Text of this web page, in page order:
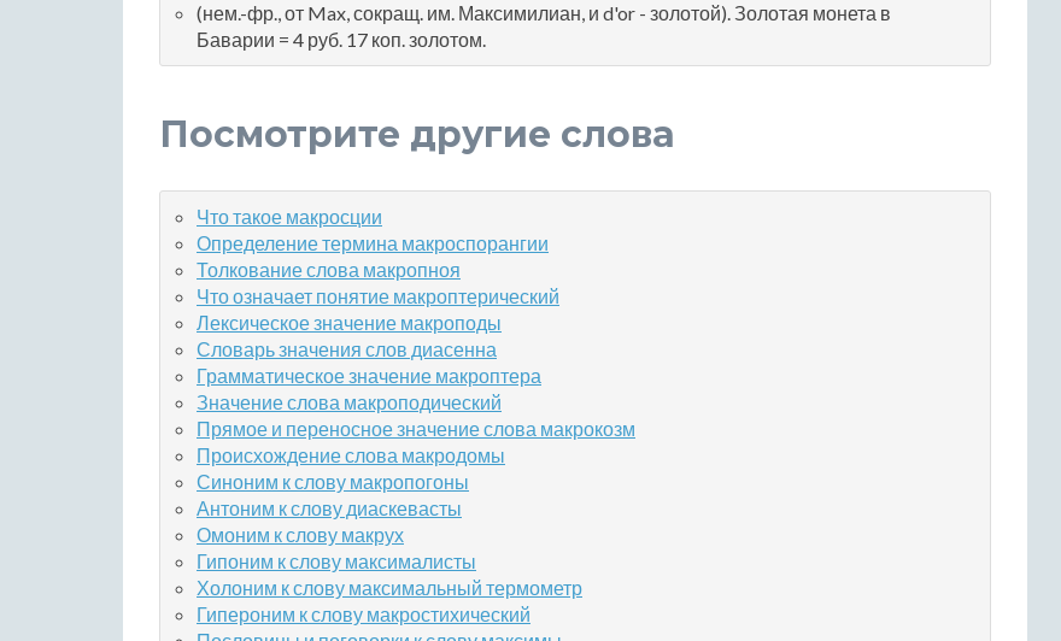
(нем.-фр., от Max, сокращ. им. Максимилиан, и d'or - золотой). Золотая монета в
Баварии = 4 руб. 17 коп. золотом.
Посмотрите другие слова
Что такое макросции
Определение термина макроспорангии
Толкование слова макропноя
Что означает понятие макроптерический
Лексическое значение макроподы
Словарь значения слов диасенна
Грамматическое значение макроптера
Значение слова макроподический
Прямое и переносное значение слова макрокозм
Происхождение слова макродомы
Синоним к слову макропогоны
Антоним к слову диаскевасты
Омоним к слову макрух
Гипоним к слову максималисты
Холоним к слову максимальный термометр
Гипероним к слову макростихический